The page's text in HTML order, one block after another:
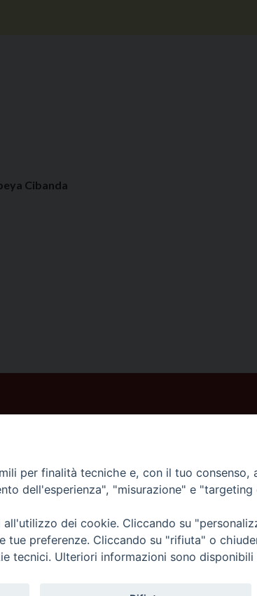
Cibanda
per finalità tecniche e, con il tuo consenso,
dell'esperienza", "misurazione" e
dei cookie. Cliccando su
tue preferenze. Cliccando su "rifiuta" o
tecnici. Ulteriori informazioni sono disponibili